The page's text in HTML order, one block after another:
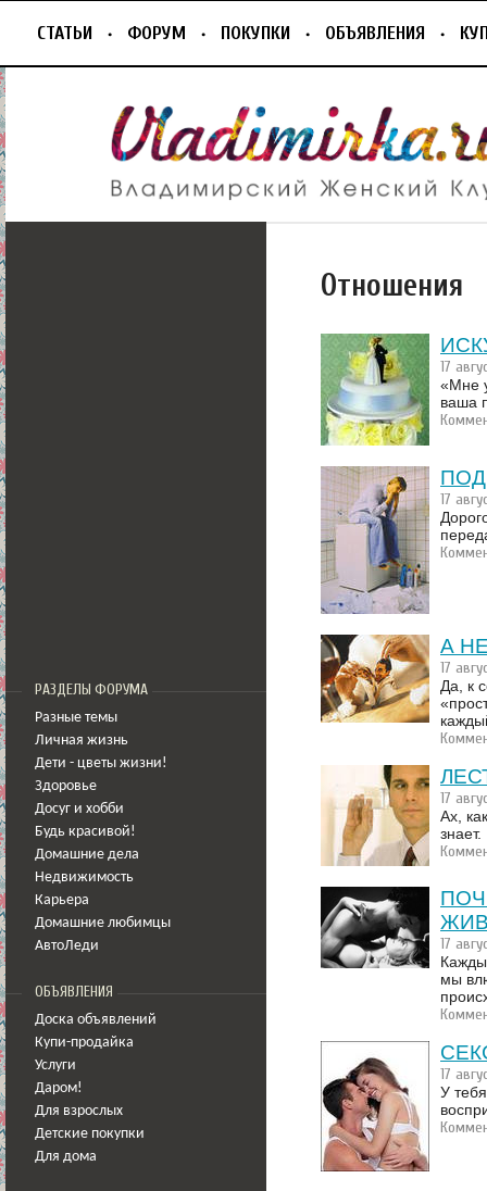
СТАТЬИ ФОРУМ ПОКУПКИ ОБЪЯВЛЕНИЯ
РАЗДЕЛЫ ФОРУМА
Разные темы
Личная жизнь
Дети - цветы жизни!
Здоровье
Досуг и хобби
Будь красивой!
Домашние дела
Недвижимость
Карьера
Домашние любимцы
АвтоЛеди
ОБЪЯВЛЕНИЯ
Доска объявлений
Купи-продайка
Услуги
Даром!
Для взрослых
Детские покупки
Для дома
Отношения
17
«Мне
ваша
17
А
17
Да, к
17
Ах,
знает.
17
мы
17
У